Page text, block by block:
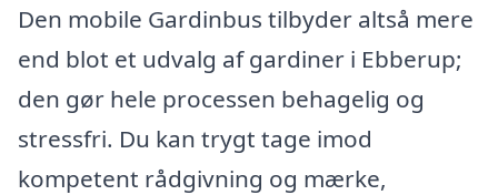
Den mobile Gardinbus tilbyder altså mere
end blot et udvalg af gardiner i Ebberup;
den gør hele processen behagelig og
stressfri. Du kan trygt tage imod
kompetent rådgivning og mærke,